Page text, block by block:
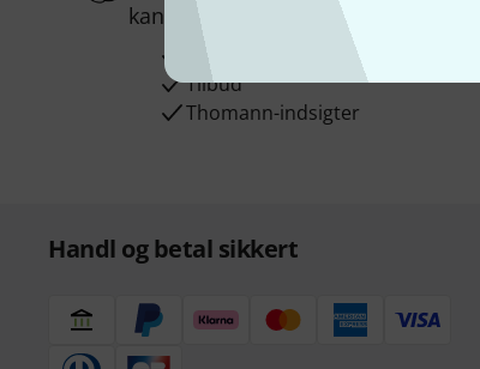
kan du vinde en af
50 gavekort
Inspirerende bidrag
Tilbud
Thomann-indsigter
Handl og betal sikkert